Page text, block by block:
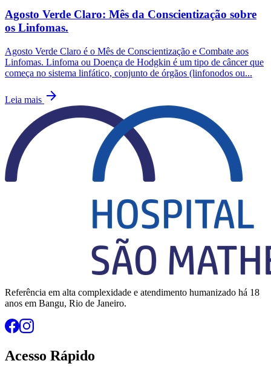
Agosto Verde Claro: Mês da Conscientização sobre
os Linfomas.
Agosto Verde Claro é o Mês de Conscientização e Combate aos
Linfomas. Linfoma ou Doença de Hodgkin é um tipo de câncer que
começa no sistema linfático, conjunto de órgãos (linfonodos ou...
Leia mais arrow_forward
Referência em alta complexidade e atendimento humanizado há 18
anos em Bangu, Rio de Janeiro.
Acesso Rápido